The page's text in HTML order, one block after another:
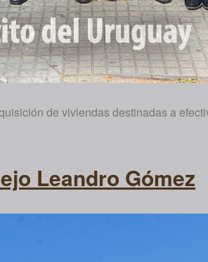
de viviendas destinadas a
Leandro Gómez